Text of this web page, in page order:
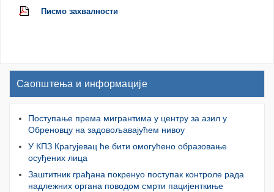
Писмо захвалности
Саопштења и информације
Поступање према мигрантима у центру за азил у
Обреновцу на задовољавајућем нивоу
У КПЗ Крагујевац ће бити омогућено образовање
осуђених лица
Заштитник грађана покренуо поступак контроле рада
надлежних органа поводом смрти пацијенткиње